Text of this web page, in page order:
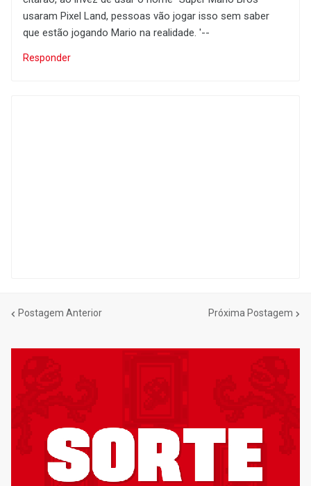
usaram Pixel Land, pessoas vão jogar isso sem saber
que estão jogando Mario na realidade. '--
Responder
Postagem Anterior Próxima Postagem